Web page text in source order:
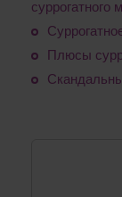
суррогатного
Плюсы